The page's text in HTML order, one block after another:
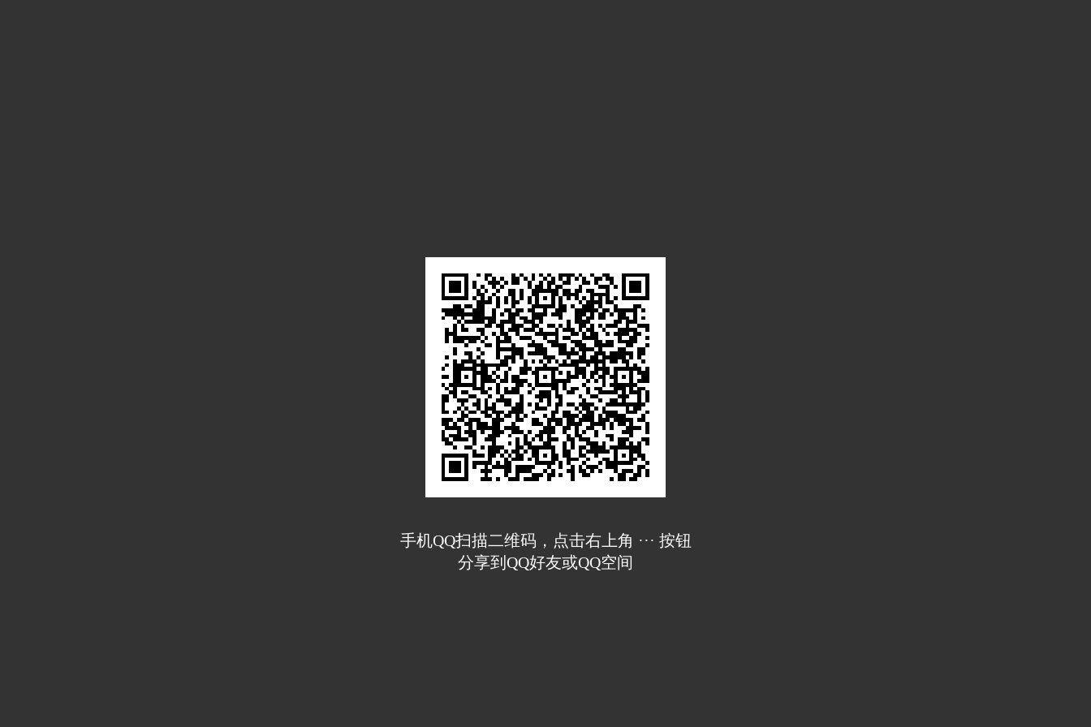
手机QQ扫描二维码，点击右上角 ··· 按钮
分享到QQ好友或QQ空间